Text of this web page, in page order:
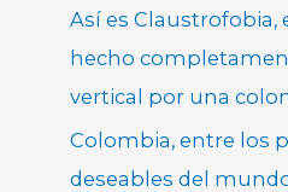
Así es
hecho
vertical por una
Colombia, entre los
deseables del